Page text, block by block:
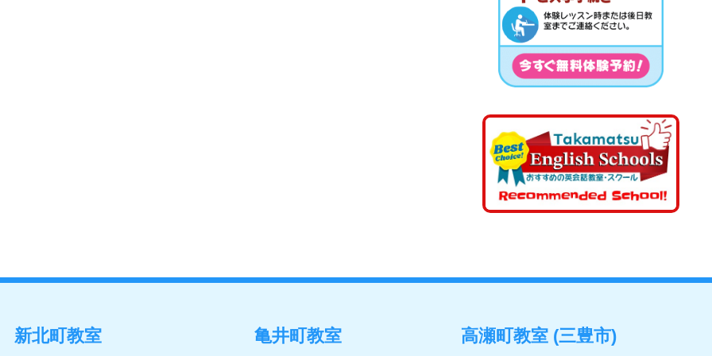
新北町教室 亀井町教室 高瀬町教室 (三豊市)